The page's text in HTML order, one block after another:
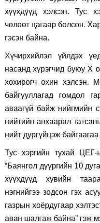
хүүхдүүд хэлсэн. Тус
чөлөөт цагаар болсон.
гэсэн байна.
Хүчирхийлэл үйлдэх
насанд хүрэгчид буюу Х
хохирогч охин хэлсэн.
байгууллагад гомдол
аваагүй байж нийгмийн
нийтийн анхаарал
нийт дургүйцэж
Тус хэргийн тухай
“Баянгол дүүргийн 10
хүүхдүүд хувийн
нэгнийгээ зодсон гэх
газрын хоёрдугаар
аван шалгаж байна” гэж